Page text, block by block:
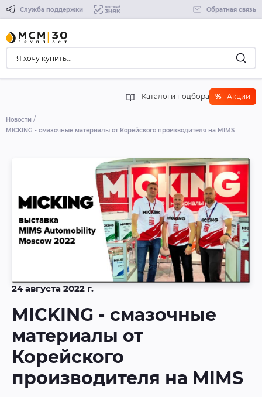
Служба поддержки Обратная связь
Каталоги подбора % Акции
Новости
MICKING - смазочные материалы от Корейского производителя на MIMS
24 августа 2022 г.
MICKING - смазочные
материалы от
Корейского
производителя на MIMS